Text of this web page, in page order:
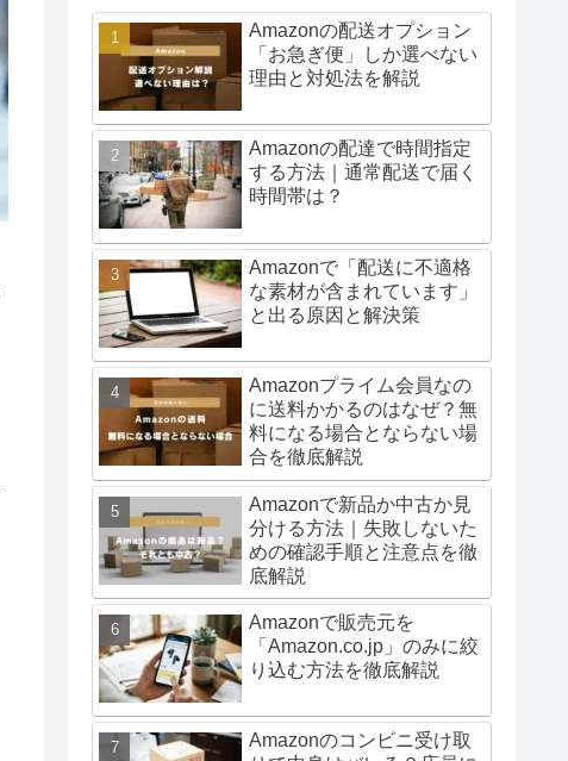
Amazonの配送オプション
「お急ぎ便」しか選べない
理由と対処法を解説
Amazonの配達で時間指定
する方法｜通常配送で届く
時間帯は？
Amazonで「配送に不適格
な素材が含まれています」
と出る原因と解決策
Amazonプライム会員なの
に送料かかるのはなぜ？無
料になる場合とならない場
合を徹底解説
Amazonで新品か中古か見
分ける方法｜失敗しないた
めの確認手順と注意点を徹
底解説
Amazonで販売元を
「Amazon.co.jp」のみに絞
り込む方法を徹底解説
Amazonのコンビニ受け取